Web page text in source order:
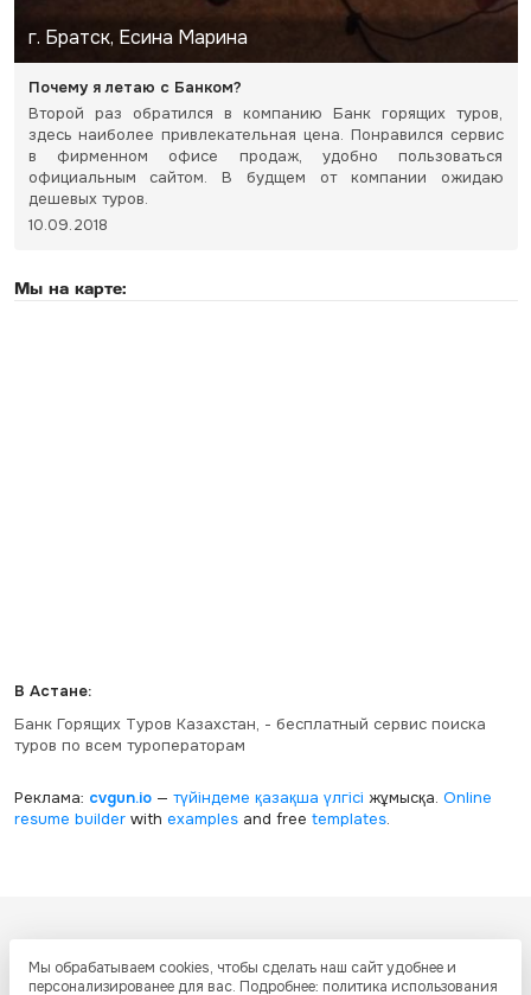
г. Братск, Есина Марина
Почему я летаю с Банком?
Второй раз обратился в компанию Банк горящих туров,
здесь наиболее привлекательная цена. Понравился сервис
в фирменном офисе продаж, удобно пользоваться
официальным сайтом. В будщем от компании ожидаю
дешевых туров.
10.09.2018
Мы на карте:
В Астане:
Банк Горящих Туров Казахстан, - бесплатный сервис поиска
туров по всем туроператорам
Реклама: cvgun.io— түйіндеме қазақша үлгісі жұмысқа. Online
resume builderwith examplesand free templates.
графическое содержание, структуру и оформление страниц защищены
Мы обрабатываем cookies, чтобы сделать наш сайт удобнее и
персонализированее для вас. Подробнее: политика использования